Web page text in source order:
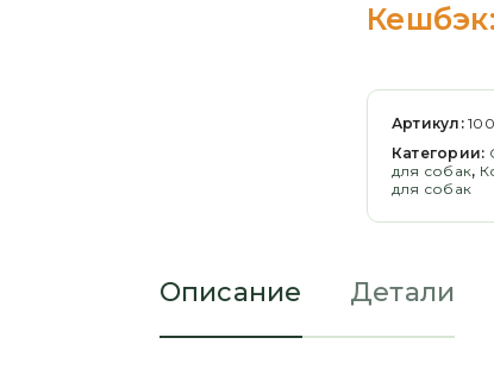
Кешбэк:
Артикул:
Категории:
для собак,
для собак
Описание Детали